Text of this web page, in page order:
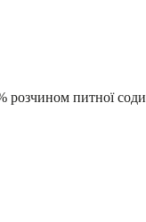
розчином питної соди